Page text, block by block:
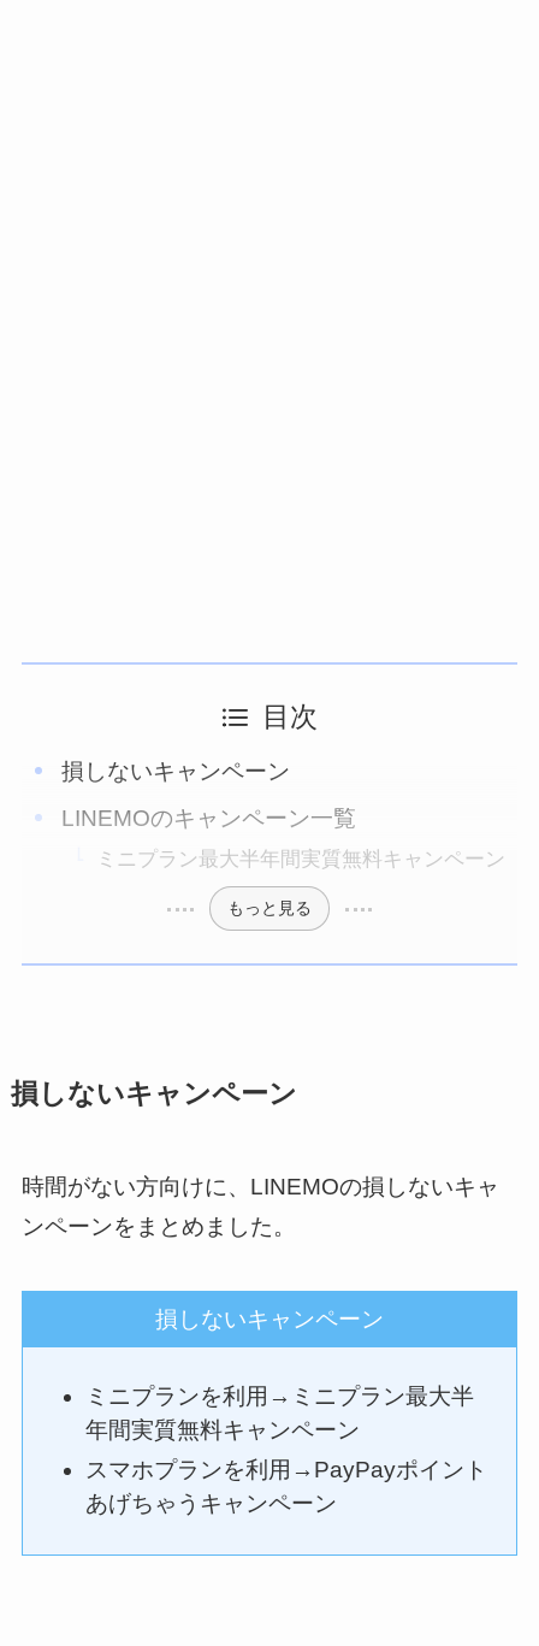
目次
損しないキャンペーン
LINEMOのキャンペーン一覧
ミニプラン最大半年間実質無料キャンペーン
もっと見る
損しないキャンペーン
時間がない方向けに、LINEMOの損しないキャ
ンペーンをまとめました。
損しないキャンペーン
ミニプランを利用→ミニプラン最大半
年間実質無料キャンペーン
スマホプランを利用→PayPayポイント
あげちゃうキャンペーン